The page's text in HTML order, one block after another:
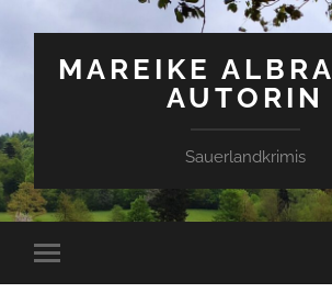
MAREIKE
AUTORIN
Sauerlandkrimis